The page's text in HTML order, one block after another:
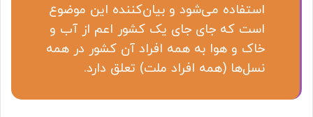
استفاده می‌شود و بیان‌کننده این موضوع
است که جای جای یک کشور اعم از آب و
خاک و هوا به همه افراد آن کشور در همه
نسل‌ها (همه افراد ملت) تعلق دارد.